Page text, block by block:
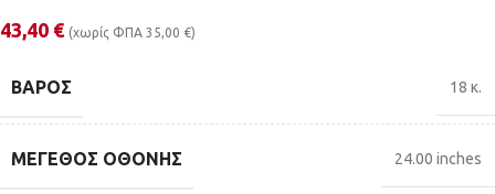
43,40 € (χωρίς ΦΠΑ 35,00 €)
ΒΆΡΟΣ 18 κ.
ΜΈΓΕΘΟΣ ΟΘΌΝΗΣ 24.00 inches